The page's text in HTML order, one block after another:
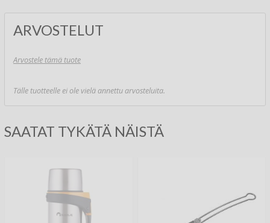
ARVOSTELUT
Arvostele tämä tuote
Tälle tuotteelle ei ole vielä annettu arvosteluita.
SAATAT TYKÄTÄ NÄISTÄ